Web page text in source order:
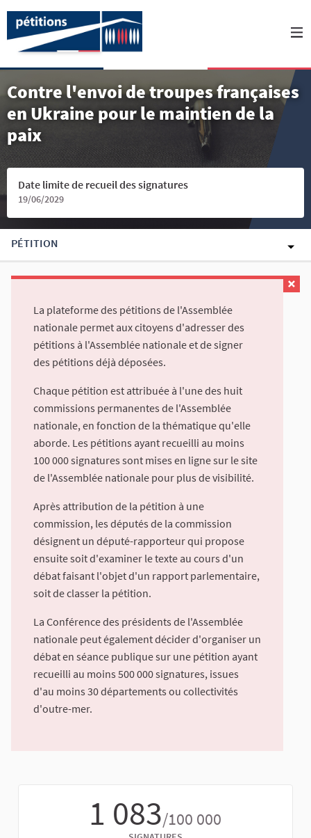
Contre l'envoi de troupes françaises
en Ukraine pour le maintien de la
paix
Date limite de recueil des signatures
19/06/2029
PÉTITION
La plateforme des pétitions de l'Assemblée
nationale permet aux citoyens d'adresser des
pétitions à l'Assemblée nationale et de signer
des pétitions déjà déposées.
Chaque pétition est attribuée à l'une des huit
commissions permanentes de l'Assemblée
nationale, en fonction de la thématique qu'elle
aborde. Les pétitions ayant recueilli au moins
100 000 signatures sont mises en ligne sur le site
de l'Assemblée nationale pour plus de visibilité.
Après attribution de la pétition à une
commission, les députés de la commission
désignent un député-rapporteur qui propose
ensuite soit d'examiner le texte au cours d'un
débat faisant l'objet d'un rapport parlementaire,
soit de classer la pétition.
La Conférence des présidents de l'Assemblée
nationale peut également décider d'organiser un
débat en séance publique sur une pétition ayant
recueilli au moins 500 000 signatures, issues
d'au moins 30 départements ou collectivités
d'outre-mer.
1 083/100 000